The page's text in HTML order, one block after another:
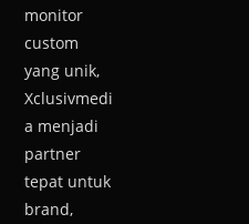
monitor
custom
yang unik,
Xclusivmedi
a menjadi
partner
tepat untuk
brand,